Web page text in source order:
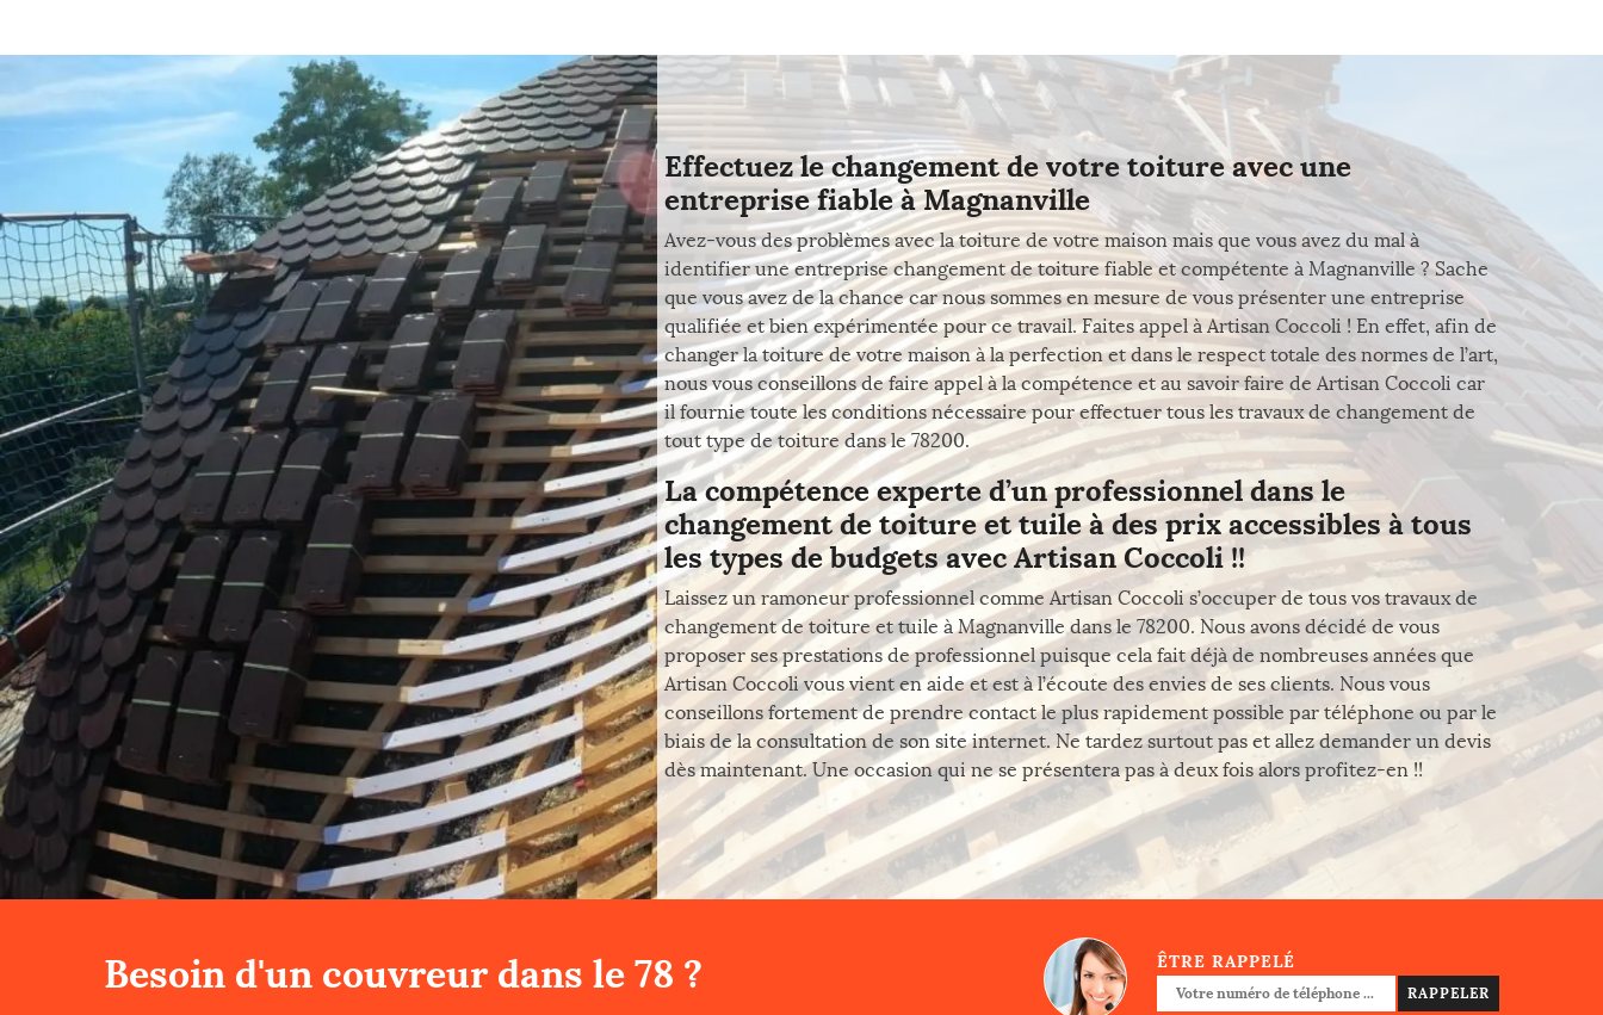
Effectuez le changement de votre toiture avec une
entreprise fiable à Magnanville
Avez-vous des problèmes avec la toiture de votre maison mais que vous avez du mal à
identifier une entreprise changement de toiture fiable et compétente à Magnanville ? Sache
que vous avez de la chance car nous sommes en mesure de vous présenter une entreprise
qualifiée et bien expérimentée pour ce travail. Faites appel à Artisan Coccoli ! En effet, afin de
changer la toiture de votre maison à la perfection et dans le respect totale des normes de l’art,
nous vous conseillons de faire appel à la compétence et au savoir faire de Artisan Coccoli car
il fournie toute les conditions nécessaire pour effectuer tous les travaux de changement de
tout type de toiture dans le 78200.
La compétence experte d’un professionnel dans le
changement de toiture et tuile à des prix accessibles à tous
les types de budgets avec Artisan Coccoli !!
Laissez un ramoneur professionnel comme Artisan Coccoli s’occuper de tous vos travaux de
changement de toiture et tuile à Magnanville dans le 78200. Nous avons décidé de vous
proposer ses prestations de professionnel puisque cela fait déjà de nombreuses années que
Artisan Coccoli vous vient en aide et est à l’écoute des envies de ses clients. Nous vous
conseillons fortement de prendre contact le plus rapidement possible par téléphone ou par le
biais de la consultation de son site internet. Ne tardez surtout pas et allez demander un devis
dès maintenant. Une occasion qui ne se présentera pas à deux fois alors profitez-en !!
Besoin d'un couvreur dans le 78 ? ÊTRE RAPPELÉ